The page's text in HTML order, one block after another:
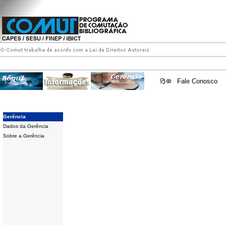
Fale Conosco
Gerência
Dados da Gerência
Sobre a Gerência